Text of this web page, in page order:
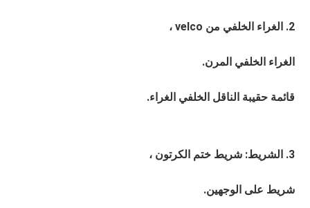
2. الغراء الخلفي من velco ،
الغراء الخلفي المرن.
قائمة حقيبة الناقل الخلفي الغراء.
3. الشريط: شريط ختم الكرتون ،
شريط على الوجهين.